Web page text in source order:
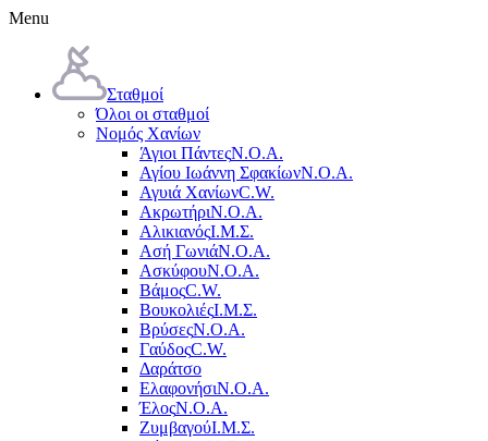
Menu
Σταθμοί
Όλοι οι σταθμοί
Νομός Χανίων
Άγιοι ΠάντεςΝ.Ο.Α.
Αγίου Ιωάννη ΣφακίωνΝ.Ο.Α.
Αγυιά ΧανίωνC.W.
ΑκρωτήριΝ.Ο.Α.
ΑλικιανόςΙ.Μ.Σ.
Ασή ΓωνιάΝ.Ο.Α.
ΑσκύφουΝ.Ο.Α.
ΒάμοςC.W.
ΒουκολιέςΙ.Μ.Σ.
ΒρύσεςΝ.Ο.Α.
ΓαύδοςC.W.
Δαράτσο
ΕλαφονήσιΝ.Ο.Α.
ΈλοςΝ.Ο.Α.
ΖυμβαγούΙ.Μ.Σ.